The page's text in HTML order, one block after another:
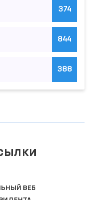
374
844
388
ВЕБ